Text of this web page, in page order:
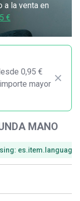
a la venta en
€
0,95 €
mayor
MANO